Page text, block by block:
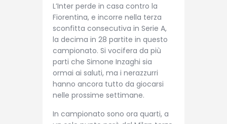
L’Inter perde in casa contro la
Fiorentina, e incorre nella terza
sconfitta consecutiva in Serie A,
la decima in 28 partite in questo
campionato. Si vocifera da più
parti che Simone Inzaghi sia
ormai ai saluti, ma i nerazzurri
hanno ancora tutto da giocarsi
nelle prossime settimane.
In campionato sono ora quarti, a